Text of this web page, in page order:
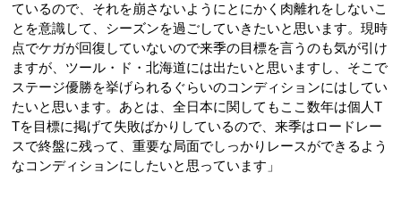
ているので、それを崩さないようにとにかく肉離れをしないこ
とを意識して、シーズンを過ごしていきたいと思います。現時
点でケガが回復していないので来季の目標を言うのも気が引け
ますが、ツール・ド・北海道には出たいと思いますし、そこで
ステージ優勝を挙げられるぐらいのコンディションにはしてい
たいと思います。あとは、全日本に関してもここ数年は個人T
Tを目標に掲げて失敗ばかりしているので、来季はロードレー
スで終盤に残って、重要な局面でしっかりレースができるよう
なコンディションにしたいと思っています」